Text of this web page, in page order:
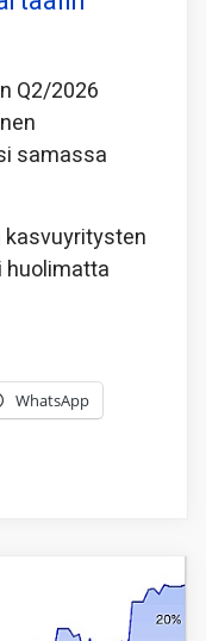
Q2/2026
samassa
kasvuyritysten
huolimatta
WhatsApp